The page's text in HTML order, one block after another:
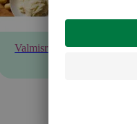
Valmisruoka